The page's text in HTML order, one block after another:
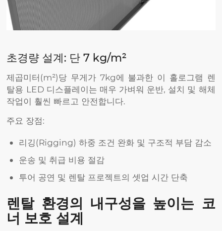
초경량 설계: 단 7 kg/m²
제곱미터(m²)당 무게가 7kg에 불과한 이 홀로그램 렌
탈용 LED 디스플레이는 매우 가벼워 운반, 설치 및 해체
작업이 훨씬 빠르고 안전합니다.
주요 장점:
리깅(Rigging) 하중 조건 완화 및 구조적 부담 감소
운송 및 취급 비용 절감
투어 공연 및 렌탈 프로젝트의 셋업 시간 단축
렌탈 환경의 내구성을 높이는 코
너 보호 설계